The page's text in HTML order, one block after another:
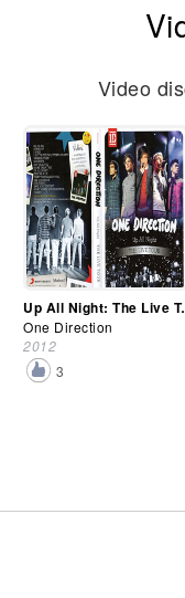
Video
Up All
One Direction
2012
3